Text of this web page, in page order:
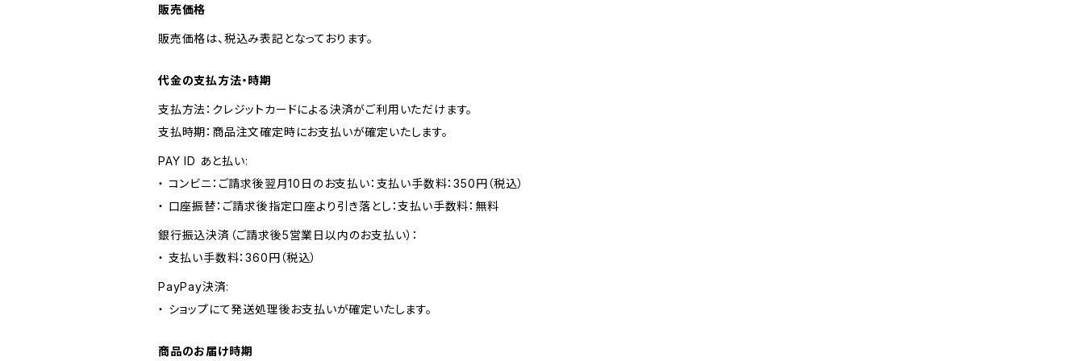
販売価格
販売価格は、税込み表記となっております。
代金の支払方法・時期
支払方法：クレジットカードによる決済がご利用いただけます。
支払時期：商品注文確定時にお支払いが確定いたします。
PAY ID あと払い:
・ コンビニ：ご請求後翌月10日のお支払い：支払い手数料：350円（税込）
・ 口座振替：ご請求後指定口座より引き落とし：支払い手数料：無料
銀行振込決済（ご請求後5営業日以内のお支払い）：
・ 支払い手数料：360円（税込）
PayPay決済:
・ ショップにて発送処理後お支払いが確定いたします。
商品のお届け時期